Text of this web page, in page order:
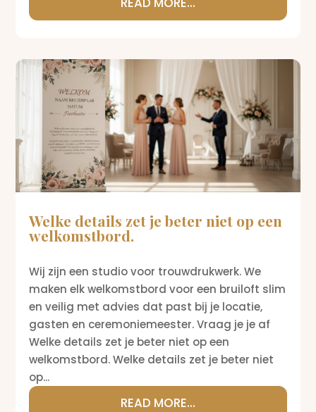
Welke details zet je beter niet op een
welkomstbord.
Wij zijn een studio voor trouwdrukwerk. We
maken elk welkomstbord voor een bruiloft slim
en veilig met advies dat past bij je locatie,
gasten en ceremoniemeester. Vraag je je af
Welke details zet je beter niet op een
welkomstbord. Welke details zet je beter niet
op...
READ MORE...